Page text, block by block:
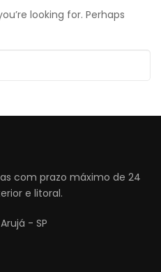
looking for. Perhaps
com prazo máximo de 24
e litoral.
- SP